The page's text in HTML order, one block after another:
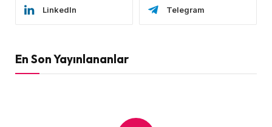
LinkedIn Telegram
En Son Yayınlananlar